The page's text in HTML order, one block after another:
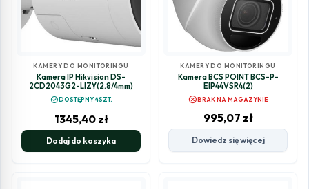
KAMERY DO MONITORINGU
Kamera IP Hikvision DS-
2CD2043G2-LIZY(2.8/4mm)
check_circleDOSTĘPNY 4SZT.
1345,40 zł
Dodaj do koszyka
KAMERY DO MONITORINGU
Kamera BCS POINT BCS-P-
EIP44VSR4(2)
cancelBRAK NA MAGAZYNIE
995,07 zł
Dowiedz się więcej